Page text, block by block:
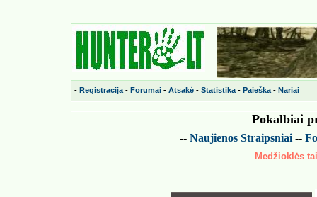
- Registracija - Forumai - Atsakė - Statistika - Paieška - Nariai
Pokalbiai
-- Naujienos Straipsniai --
Medžioklės